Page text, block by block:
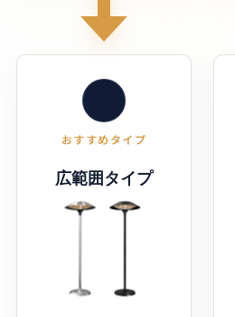
おすすめタイプ
広範囲タイプ